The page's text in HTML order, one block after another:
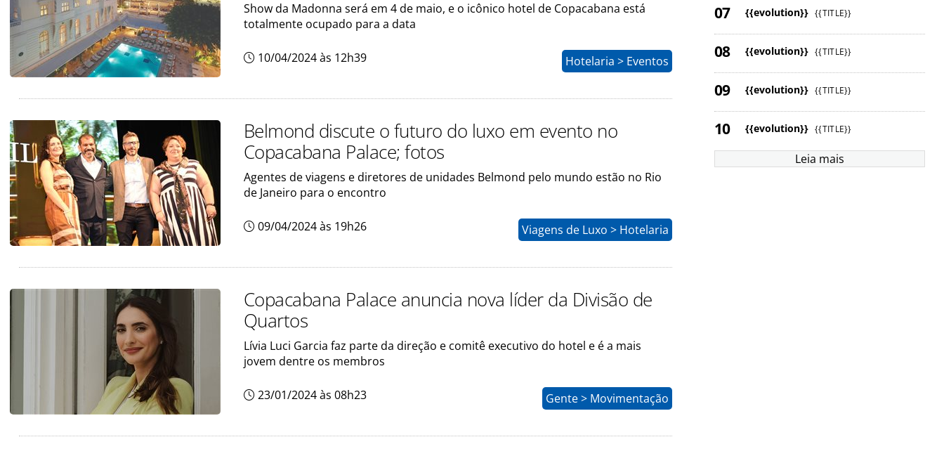
Show da Madonna será em 4 de maio, e o icônico hotel de Copacabana está
totalmente ocupado para a data
10/04/2024 às 12h39 Hotelaria > Eventos
Belmond discute o futuro do luxo em evento no
Copacabana Palace; fotos
Agentes de viagens e diretores de unidades Belmond pelo mundo estão no Rio
de Janeiro para o encontro
09/04/2024 às 19h26 Viagens de Luxo > Hotelaria
Copacabana Palace anuncia nova líder da Divisão de
Quartos
Lívia Luci Garcia faz parte da direção e comitê executivo do hotel e é a mais
jovem dentre os membros
23/01/2024 às 08h23 Gente > Movimentação
{{evolution}} {{TITLE}}
{{evolution}} {{TITLE}}
{{evolution}} {{TITLE}}
{{evolution}} {{TITLE}}
Leia mais